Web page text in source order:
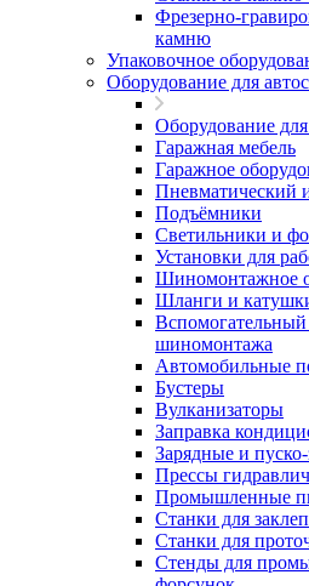
Фрезерно-
камню
Упаковочное
Оборудование для
Оборудование для
Гаражная мебель
Гаражное
Пневматический
Подъёмники
Светильники и
Установки для
Шиномонтажное
Шланги и
шиномонтажа
Автомобильные
Бустеры
Вулканизаторы
Заправка
Зарядные и
Прессы
Промышленные
Станки для
Станки для
Стенды для